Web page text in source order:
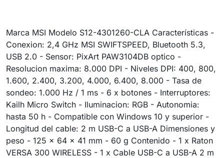
Marca MSI Modelo S12-4301260-CLA Características -
Conexion: 2,4 GHz MSI SWIFTSPEED, Bluetooth 5.3,
USB 2.0 - Sensor: PixArt PAW3104DB optico -
Resolucion maxima: 8.000 DPI - Niveles DPI: 400, 800,
1.600, 2.400, 3.200, 4.000, 6.400, 8.000 - Tasa de
sondeo: 1.000 Hz / 1 ms - 6 x botones - Interruptores:
Kailh Micro Switch - Iluminacion: RGB - Autonomia:
hasta 50 h - Compatible con Windows 10 y superior -
Longitud del cable: 2 m USB-C a USB-A Dimensiones y
peso - 125 x 64 x 41 mm - 60 g Contenido - 1 x Raton
VERSA 300 WIRELESS - 1 x Cable USB-C a USB-A 2 m